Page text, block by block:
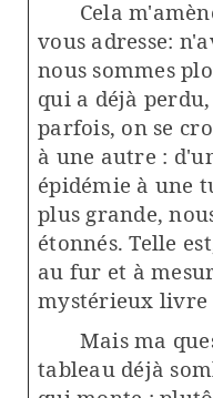
Cela
vous adresse:
nous sommes
qui a déjà
parfois, on se
à une autre :
épidémie à une
plus grande,
étonnés. Telle
au fur et à
mystérieux livre
Mais ma
tableau déjà